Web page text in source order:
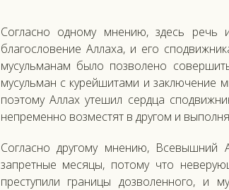
Согласно одному мнению, здесь
благословение Аллаха, и его
мусульманам было позволено
мусульман с курейшитами и заключение
поэтому Аллах утешил сердца
непременно возместят в другом и
Согласно другому мнению, Всевышний
запретные месяцы, потому что
преступили границы дозволенного, и